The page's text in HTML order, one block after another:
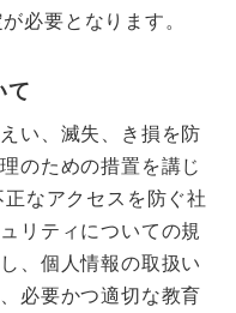
必要となります。
て
い、滅失、き損を防
のための措置を講じ
なアクセスを防ぐ社
リティについての規
、個人情報の取扱い
必要かつ適切な教育